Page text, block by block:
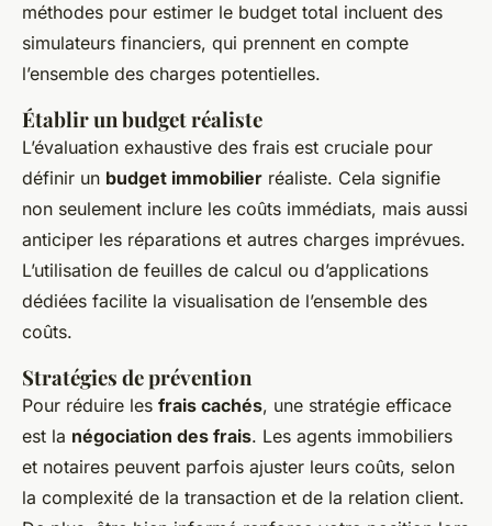
méthodes pour estimer le budget total incluent des
simulateurs financiers, qui prennent en compte
l’ensemble des charges potentielles.
Établir un budget réaliste
L’évaluation exhaustive des frais est cruciale pour
définir un budget immobilier réaliste. Cela signifie
non seulement inclure les coûts immédiats, mais aussi
anticiper les réparations et autres charges imprévues.
L’utilisation de feuilles de calcul ou d’applications
dédiées facilite la visualisation de l’ensemble des
coûts.
Stratégies de prévention
Pour réduire les frais cachés, une stratégie efficace
est la négociation des frais. Les agents immobiliers
et notaires peuvent parfois ajuster leurs coûts, selon
la complexité de la transaction et de la relation client.